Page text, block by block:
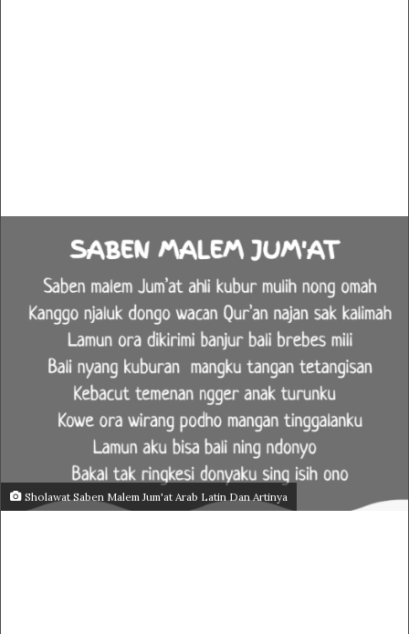
Sholawat Saben Malem Jum'at Arab Latin Dan Artinya